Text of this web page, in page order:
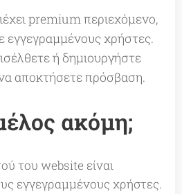
premium περιεχόμενο,
εγγεγραμμένους χρήστες.
ή δημιουργήστε
αποκτήσετε πρόσβαση.
ακόμη;
του website είναι
εγγεγραμμένους χρήστες.